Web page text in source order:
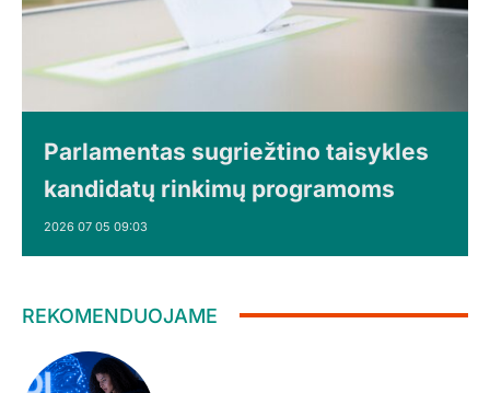
Parlamentas sugriežtino taisykles
kandidatų rinkimų programoms
2026 07 05 09:03
REKOMENDUOJAME